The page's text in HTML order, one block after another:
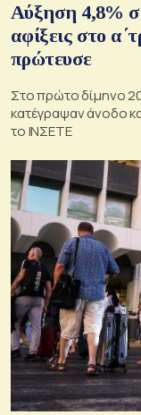
Αύξηση 4,8%
αφίξεις στο
πρώτευσε
Στο πρώτο δίμηνο
κατέγραψαν άνοδο
το ΙΝΣΕΤΕ